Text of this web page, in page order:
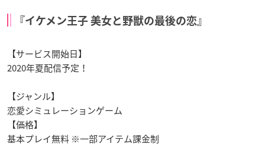
『イケメン王子 美女と野獣の最後の恋』
【サービス開始日】
2020年夏配信予定！
【ジャンル】
恋愛シミュレーションゲーム
【価格】
基本プレイ無料 ※一部アイテム課金制